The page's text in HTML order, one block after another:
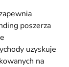
poszerza
uzyskuje
na